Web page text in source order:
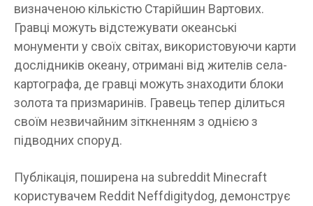
визначеною кількістю Старійшин Вартових.
Гравці можуть відстежувати океанські
монументи у своїх світах, використовуючи карти
дослідників океану, отримані від жителів села-
картографа, де гравці можуть знаходити блоки
золота та призмаринів. Гравець тепер ділиться
своїм незвичайним зіткненням з однією з
підводних споруд.
Публікація, поширена на subreddit Minecraft
користувачем Reddit Neffdigitydog, демонструє